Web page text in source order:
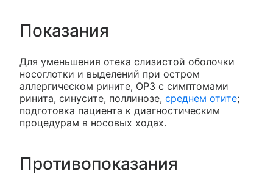
Показания
Для уменьшения отека слизистой оболочки
носоглотки и выделений при остром
аллергическом рините, ОРЗ с симптомами
ринита, синусите, поллинозе, среднем отите;
подготовка пациента к диагностическим
процедурам в носовых ходах.
Противопоказания